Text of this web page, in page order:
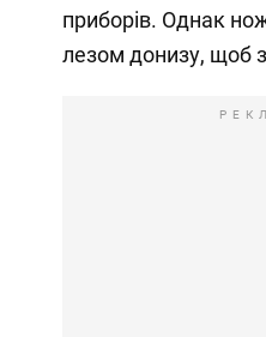
приборів. Однак
лезом донизу, щоб